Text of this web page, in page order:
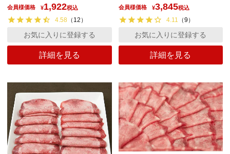
会員様価格
¥1,922税込
4.58 （ 12 ）
詳細を見る
お気に入りに登録する
会員様価格
¥3,845税込
4.11 （9 ）
詳細を見る
お気に入りに登録する